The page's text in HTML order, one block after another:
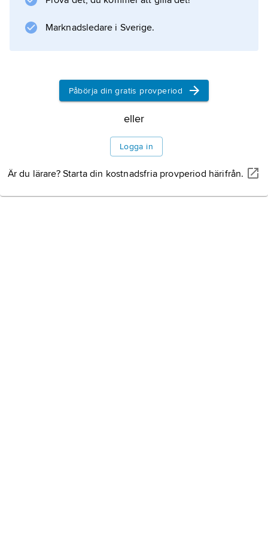
Marknadsledare i Sverige.
Påbörja din gratis provperiod
eller
Logga in
Är du lärare? Starta din kostnadsfria provperiod härifrån.